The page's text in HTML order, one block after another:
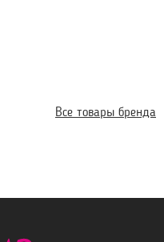
Все товары бренда